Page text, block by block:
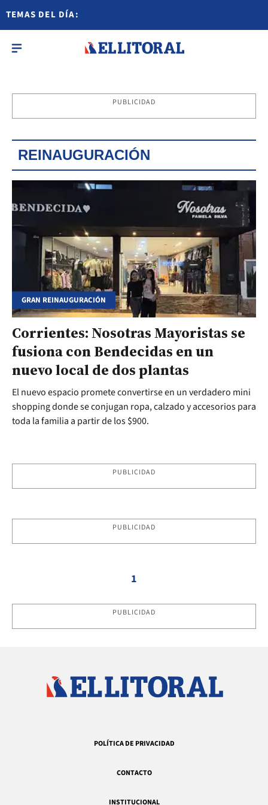
TEMAS DEL DÍA:
PUBLICIDAD
REINAUGURACIÓN
GRAN REINAUGURACIÓN
Corrientes: Nosotras Mayoristas se
fusiona con Bendecidas en un
nuevo local de dos plantas
El nuevo espacio promete convertirse en un verdadero mini
shopping donde se conjugan ropa, calzado y accesorios para
toda la familia a partir de los $900.
PUBLICIDAD
PUBLICIDAD
1
PUBLICIDAD
POLÍTICA DE PRIVACIDAD
CONTACTO
INSTITUCIONAL